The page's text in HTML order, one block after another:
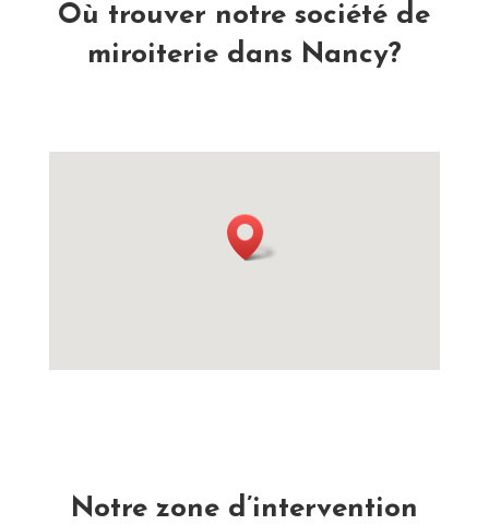
Où trouver notre société de
miroiterie dans Nancy?
Notre zone d’intervention